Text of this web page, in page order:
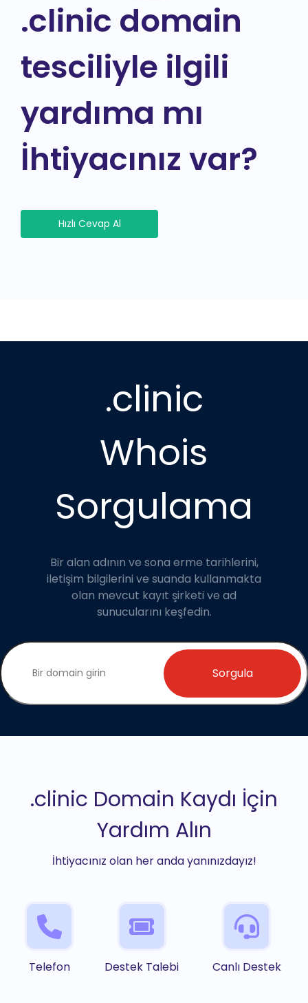
.clinic domain
tesciliyle ilgili
yardıma mı
İhtiyacınız var?
Hızlı Cevap Al
.clinic
Whois
Sorgulama
Bir alan adının ve sona erme tarihlerini,
iletişim bilgilerini ve suanda kullanmakta
olan mevcut kayıt şirketi ve ad
sunucularını keşfedin.
Sorgula
.clinic Domain Kaydı İçin
Yardım Alın
İhtiyacınız olan her anda yanınızdayız!
Telefon Destek Talebi Canlı Destek